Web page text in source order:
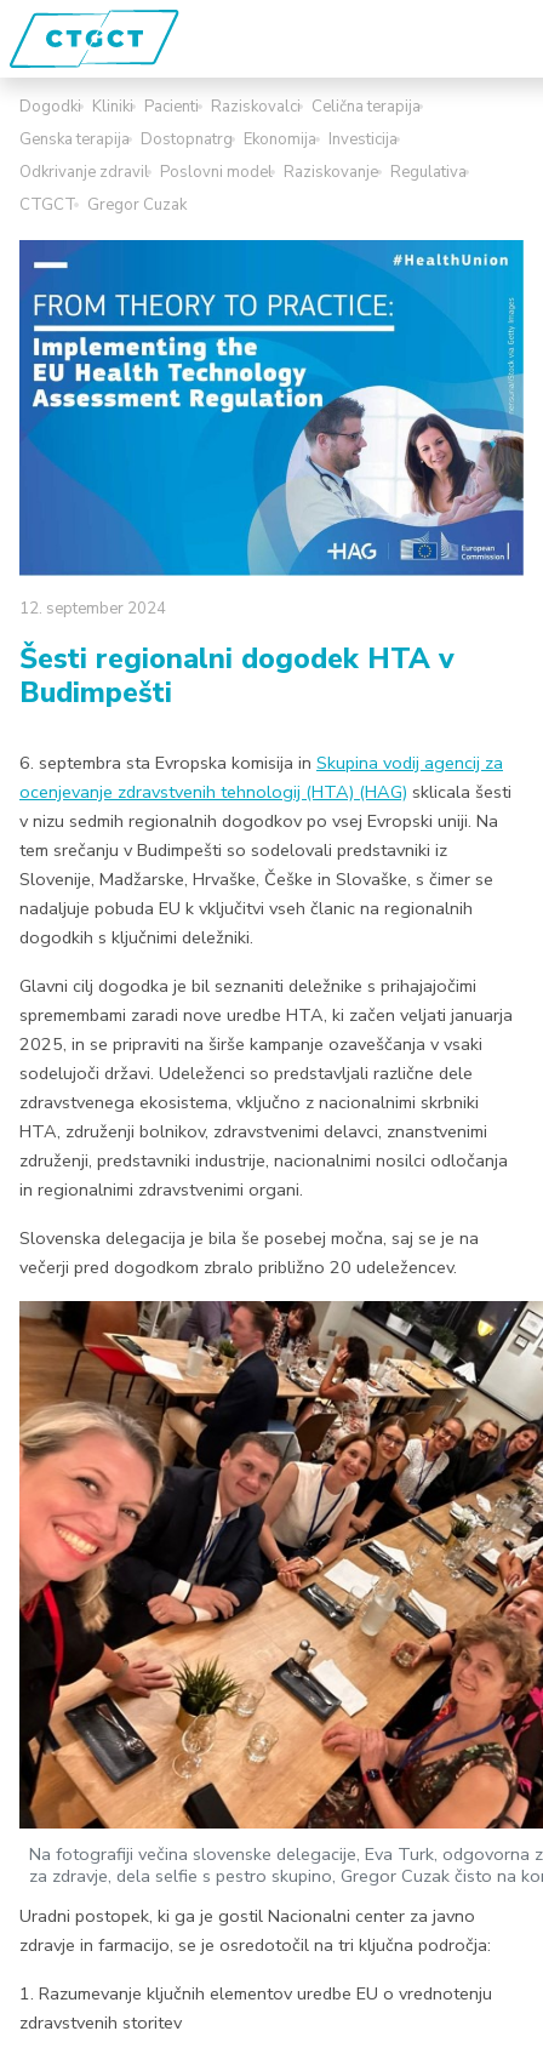
Dogodki Kliniki Pacienti Raziskovalci Celična terapija
Genska terapija Dostopnatrg Ekonomija Investicija
Odkrivanje zdravil Poslovni model Raziskovanje Regulativa
CTGCT Gregor Cuzak
12. september 2024
Šesti regionalni dogodek HTA v
Budimpešti
6. septembra sta Evropska komisija in Skupina vodij agencij za
ocenjevanje zdravstvenih tehnologij (HTA) (HAG) sklicala šesti
v nizu sedmih regionalnih dogodkov po vsej Evropski uniji. Na
tem srečanju v Budimpešti so sodelovali predstavniki iz
Slovenije, Madžarske, Hrvaške, Češke in Slovaške, s čimer se
nadaljuje pobuda EU k vključitvi vseh članic na regionalnih
dogodkih s ključnimi deležniki.
Glavni cilj dogodka je bil seznaniti deležnike s prihajajočimi
spremembami zaradi nove uredbe HTA, ki začen veljati januarja
2025, in se pripraviti na širše kampanje ozaveščanja v vsaki
sodelujoči državi. Udeleženci so predstavljali različne dele
zdravstvenega ekosistema, vključno z nacionalnimi skrbniki
HTA, združenji bolnikov, zdravstvenimi delavci, znanstvenimi
združenji, predstavniki industrije, nacionalnimi nosilci odločanja
in regionalnimi zdravstvenimi organi.
Slovenska delegacija je bila še posebej močna, saj se je na
večerji pred dogodkom zbralo približno 20 udeležencev.
Na fotografiji večina slovenske delegacije, Eva Turk, odgovorna
za zdravje, dela selfie s pestro skupino, Gregor Cuzak čisto na
Uradni postopek, ki ga je gostil Nacionalni center za javno
zdravje in farmacijo, se je osredotočil na tri ključna področja:
1. Razumevanje ključnih elementov uredbe EU o vrednotenju
zdravstvenih storitev